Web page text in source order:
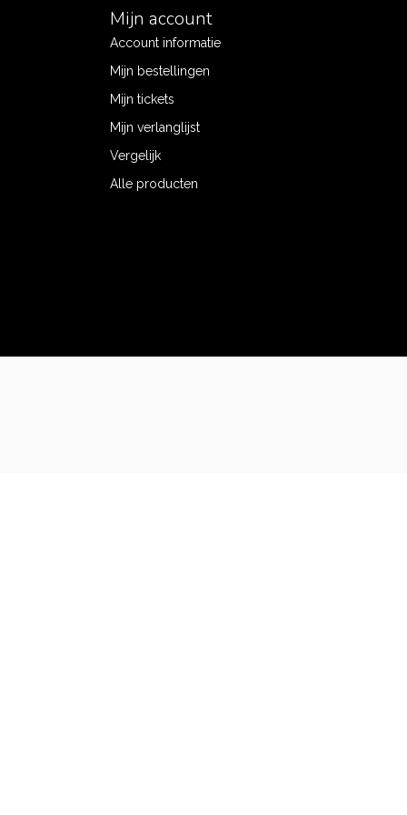
Mijn account
Account informatie
Mijn bestellingen
Mijn tickets
Mijn verlanglijst
Vergelijk
Alle producten